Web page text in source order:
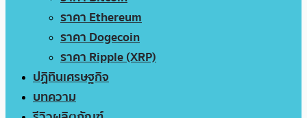
ราคา Ethereum
ราคา Dogecoin
ราคา Ripple (XRP)
ปฏิทินเศรษฐกิจ
บทความ